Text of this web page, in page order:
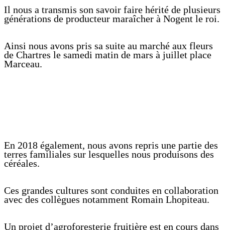
Il nous a transmis son savoir faire hérité de plusieurs
générations de producteur maraîcher à Nogent le roi.
Ainsi nous avons pris sa suite au marché aux fleurs
de Chartres le samedi matin de mars à juillet place
Marceau.
En 2018 également, nous avons repris une partie des
terres familiales sur lesquelles nous produisons des
céréales.
Ces grandes cultures sont conduites en collaboration
avec des collègues notamment Romain Lhopiteau.
Un projet d’agroforesterie fruitière est en cours dans